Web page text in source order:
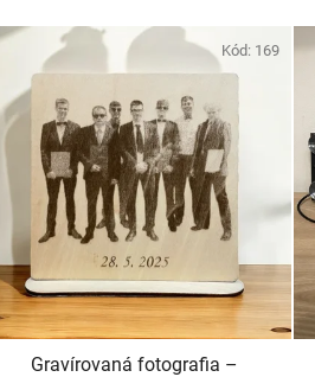
Gravírovaná fotografia –
Kód: 169